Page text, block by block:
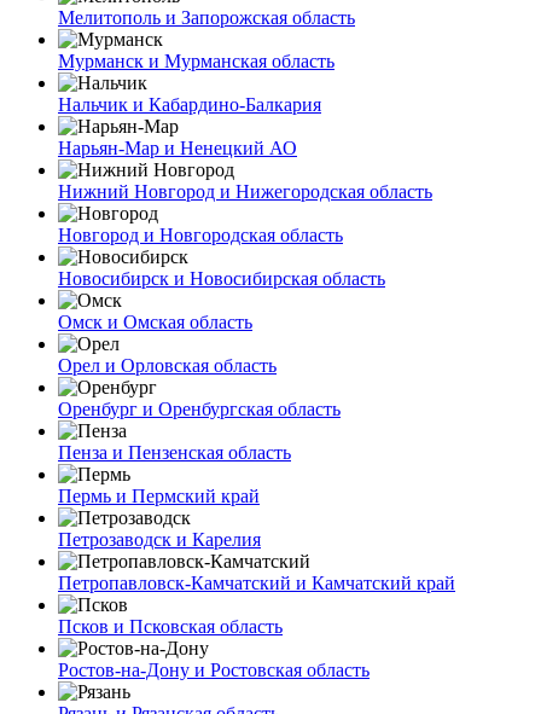
Мелитополь и Запорожская область
Мурманск и Мурманская область
Нальчик и Кабардино-Балкария
Нарьян-Мар и Ненецкий АО
Нижний Новгород и Нижегородская область
Новгород и Новгородская область
Новосибирск и Новосибирская область
Омск и Омская область
Орел и Орловская область
Оренбург и Оренбургская область
Пенза и Пензенская область
Пермь и Пермский край
Петрозаводск и Карелия
Петропавловск-Камчатский и Камчатский край
Псков и Псковская область
Ростов-на-Дону и Ростовская область